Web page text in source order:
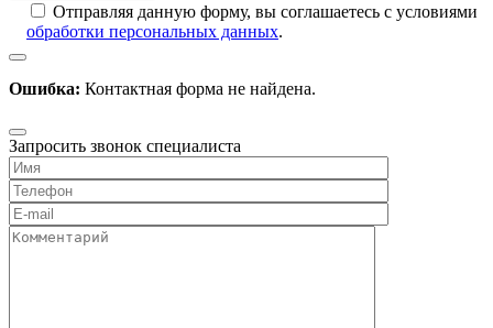
Отправляя данную форму, вы соглашаетесь с условиями
обработки персональных данных.
Ошибка: Контактная форма не найдена.
Запросить звонок специалиста